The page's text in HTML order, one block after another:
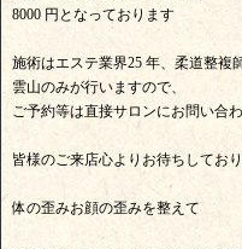
8000 円となっております
施術はエステ業界25 年、柔道整複
雲山のみが行いますので、
ご予約等は直接サロンにお問い合
皆様のご来店心よりお待ちしてお
体の歪みお顔の歪みを整えて